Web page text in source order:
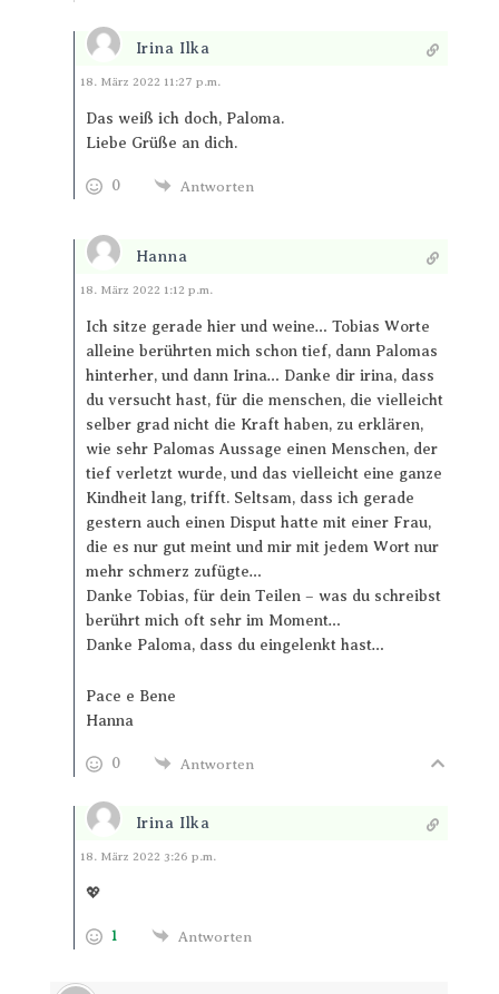
Irina Ilka
Antworten
18. März 2022 11:27 p.m.
Das weiß ich doch, Paloma.
Liebe Grüße an dich.
0 Antworten
Hanna
Antworten
18. März 2022 1:12 p.m.
Ich sitze gerade hier und weine… Tobias Worte
alleine berührten mich schon tief, dann Palomas
hinterher, und dann Irina… Danke dir irina, dass
du versucht hast, für die menschen, die vielleicht
selber grad nicht die Kraft haben, zu erklären,
wie sehr Palomas Aussage einen Menschen, der
tief verletzt wurde, und das vielleicht eine ganze
Kindheit lang, trifft. Seltsam, dass ich gerade
gestern auch einen Disput hatte mit einer Frau,
die es nur gut meint und mir mit jedem Wort nur
mehr schmerz zufügte…
Danke Tobias, für dein Teilen – was du schreibst
berührt mich oft sehr im Moment…
Danke Paloma, dass du eingelenkt hast…
Pace e Bene
Hanna
0 Antworten
Irina Ilka
Antworten
18. März 2022 3:26 p.m.
💖
1 Antworten